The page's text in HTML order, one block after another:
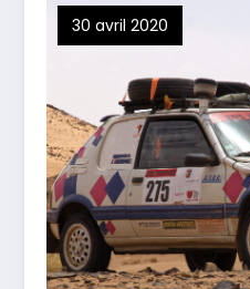
30 avril 2020